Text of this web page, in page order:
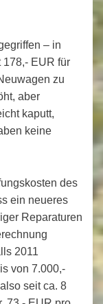
– in
178,- EUR für
zu
aber
kaputt,
keine
des
ein neueres
Reparaturen
2011
von 7.000,-
seit ca. 8